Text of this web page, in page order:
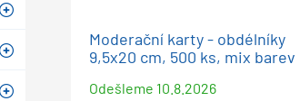
Moderační karty - obdélníky
9,5x20 cm, 500 ks, mix barev
Odešleme 10.8.2026